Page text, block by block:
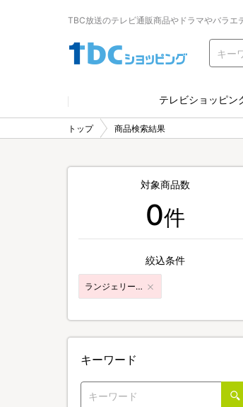
TBC放送のテレビ通販商品やドラマやバラエ
テレビショッピン
トップ 商品検索結果
対象商品数
0件
絞込条件
ランジェリー・女性下着
キーワード